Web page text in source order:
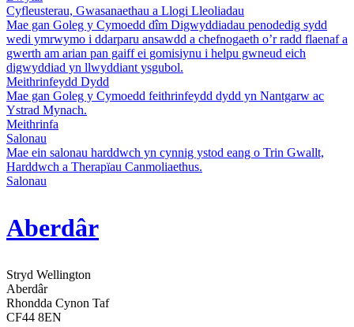
Cyfleusterau, Gwasanaethau a Llogi Lleoliadau
Mae gan Goleg y Cymoedd dîm Digwyddiadau penodedig sydd
wedi ymrwymo i ddarparu ansawdd a chefnogaeth o’r radd flaenaf a
gwerth am arian pan gaiff ei gomisiynu i helpu gwneud eich
digwyddiad yn llwyddiant ysgubol.
Meithrinfeydd Dydd
Mae gan Goleg y Cymoedd feithrinfeydd dydd yn Nantgarw ac
Ystrad Mynach.
Meithrinfa
Salonau
Mae ein salonau harddwch yn cynnig ystod eang o Trin Gwallt,
Harddwch a Therapïau Canmoliaethus.
Salonau
Aberdâr
Stryd Wellington
Aberdâr
Rhondda Cynon Taf
CF44 8EN